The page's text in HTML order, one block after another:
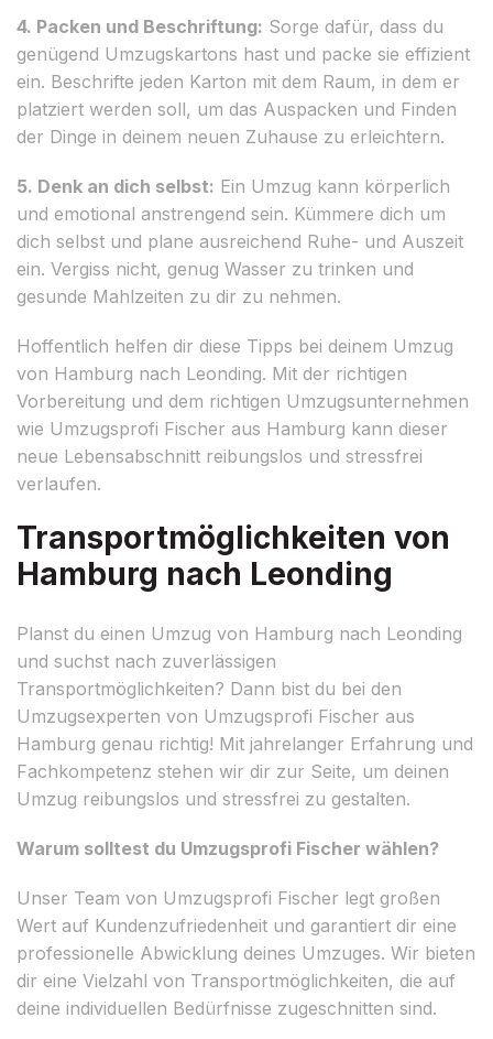
4. Packen und Beschriftung: Sorge dafür, dass du
genügend Umzugskartons hast und packe sie effizient
ein. Beschrifte jeden Karton mit dem Raum, in dem er
platziert werden soll, um das Auspacken und Finden
der Dinge in deinem neuen Zuhause zu erleichtern.
5. Denk an dich selbst: Ein Umzug kann körperlich
und emotional anstrengend sein. Kümmere dich um
dich selbst und plane ausreichend Ruhe- und Auszeit
ein. Vergiss nicht, genug Wasser zu trinken und
gesunde Mahlzeiten zu dir zu nehmen.
Hoffentlich helfen dir diese Tipps bei deinem Umzug
von Hamburg nach Leonding. Mit der richtigen
Vorbereitung und dem richtigen Umzugsunternehmen
wie Umzugsprofi Fischer aus Hamburg kann dieser
neue Lebensabschnitt reibungslos und stressfrei
verlaufen.
Transportmöglichkeiten von
Hamburg nach Leonding
Planst du einen Umzug von Hamburg nach Leonding
und suchst nach zuverlässigen
Transportmöglichkeiten? Dann bist du bei den
Umzugsexperten von Umzugsprofi Fischer aus
Hamburg genau richtig! Mit jahrelanger Erfahrung und
Fachkompetenz stehen wir dir zur Seite, um deinen
Umzug reibungslos und stressfrei zu gestalten.
Warum solltest du Umzugsprofi Fischer wählen?
Unser Team von Umzugsprofi Fischer legt großen
Wert auf Kundenzufriedenheit und garantiert dir eine
professionelle Abwicklung deines Umzuges. Wir bieten
dir eine Vielzahl von Transportmöglichkeiten, die auf
deine individuellen Bedürfnisse zugeschnitten sind.